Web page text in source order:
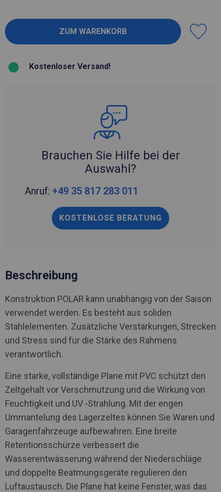
Kostenloser Versand!
Brauchen Sie Hilfe bei der
Auswahl?
Anruf: +49 35 817 283 011
KOSTENLOSE BERATUNG
Beschreibung
Konstruktion POLAR kann unabhängig von der Saison
verwendet werden. Es besteht aus soliden
Stahlelementen. Zusätzliche Verstärkungen, Strecken
und Stress sind für die Stärke des Rahmens
verantwortlich.
Eine starke, vollständige Plane mit PVC schützt den
Zeltgehalt vor Verschmutzung und die Wirkung von
Feuchtigkeit und UV -Strahlung. Mit der engen
Ummantelung des Lagerzeltes können Sie Waren und
Garagenfahrzeuge aufbewahren. Eine breite
Retentionsschürze verbessert die
Wasserentwässerung während der Niederschläge
und doppelte Beatmungsgeräte regulieren den
Luftaustausch. Die Plane hat keine Fenster, was das